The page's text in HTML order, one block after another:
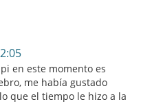
en este momento es
me había gustado
que el tiempo le hizo a la